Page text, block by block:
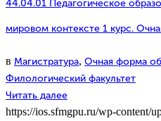
44.04.01 Педагогическое
мировом контексте 1 курс.
в Магистратура, Очная форма
Филологический факультет
Читать далее
https://ios.sfmgpu.ru/wp-content/